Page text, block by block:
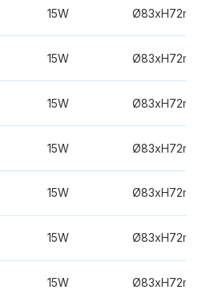
15W
15W
15W
15W
15W
15W
15W